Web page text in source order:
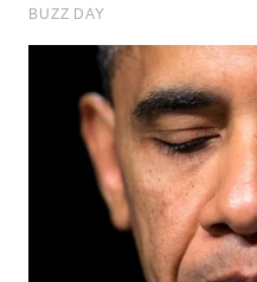
WAHANA
INFRASTRUKTUR
WAHANA
KONSUMEN
WAHANA